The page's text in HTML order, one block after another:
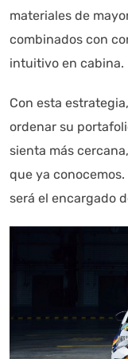
materiales de
combinados con
intuitivo en cabina.
Con esta
ordenar su
sienta más
que ya
será el encargado